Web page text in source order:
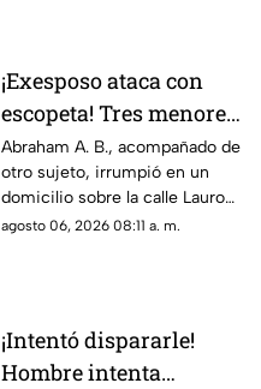
familiar.
¡Exesposo ataca con
escopeta! Tres menores
y una pareja resultan
gravemente heridos en
Ciudad Juárez
Abraham A. B., acompañado de
otro sujeto, irrumpió en un
domicilio sobre la calle Lauro
de Uranga; paramédicos
agosto 06, 2026 08:11 a. m.
¡Intentó dispararle!
Hombre intenta